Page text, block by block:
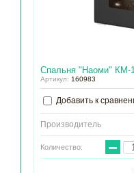
Спальня "Наоми" КМ-
Артикул: 160983
Добавить к
Производитель
Количество: −